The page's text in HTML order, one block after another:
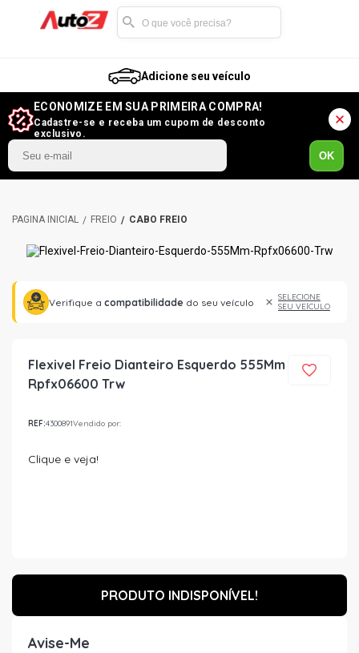
Adicione seu veículo
ECONOMIZE EM SUA PRIMEIRA COMPRA!
Cadastre-se e receba um cupom de desconto
exclusivo.
OK
FREIO CABO FREIO
Verifique a compatibilidade do seu veículo
SELECIONE
SEU VEÍCULO
Flexivel Freio Dianteiro Esquerdo 555Mm
Rpfx06600 Trw
REF:4300891Vendido por:
Clique e veja!
PRODUTO INDISPONÍVEL!
Avise-Me